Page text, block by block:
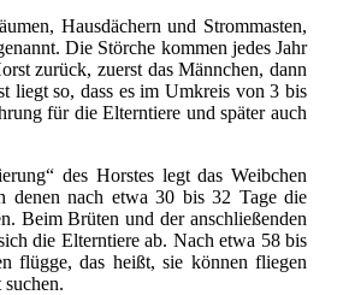
Hausdächern und Strommasten,
Die Störche kommen jedes Jahr
zurück, zuerst das Männchen, dann
liegt so, dass es im Umkreis von 3 bis
für die Elterntiere und später auch
des Horstes legt das Weibchen
denen nach etwa 30 bis 32 Tage die
Beim Brüten und der anschließenden
die Elterntiere ab. Nach etwa 58 bis
flügge, das heißt, sie können fliegen